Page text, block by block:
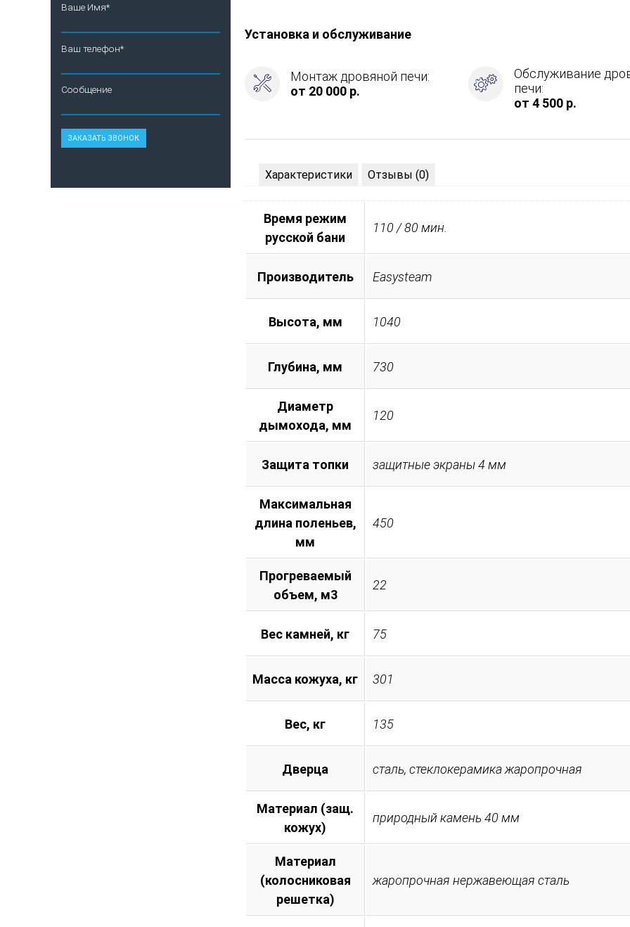
подключение
Справа,
Установка и обслуживание
Монтаж дровяной печи:
от 20 000 р.
Обслуживание
печи:
от 4 500 р.
Характеристики Отзывы (0)
Время режим
русской бани
110 / 80 мин.
Производитель Easysteam
Высота, мм 1040
Глубина, мм 730
Диаметр
дымохода, мм
120
Защита топки защитные экраны 4 мм
Максимальная
длина поленьев,
мм
450
Прогреваемый
объем, м3
22
Вес камней, кг 75
Масса кожуха, кг 301
Вес, кг 135
Дверца сталь, стеклокерамика жаропрочная
Материал (защ.
кожух)
природный камень 40 мм
Материал
(колосниковая
решетка)
жаропрочная нержавеющая сталь
Ваше Имя*
Ваш телефон*
Сообщение